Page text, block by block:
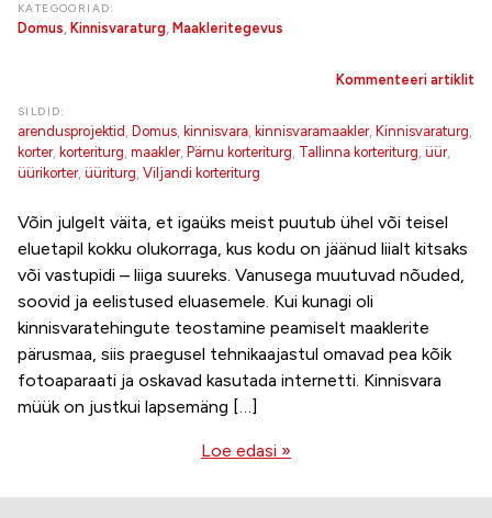
KATEGOORIAD:
Domus, Kinnisvaraturg, Maakleritegevus
Kommenteeri artiklit
SILDID:
arendusprojektid , Domus, kinnisvara, kinnisvaramaakler, Kinnisvaraturg,
korter, korteriturg, maakler, Pärnu korteriturg, Tallinna korteriturg, üür,
üürikorter, üüriturg, Viljandi korteriturg
Võin julgelt väita, et igaüks meist puutub ühel või teisel
eluetapil kokku olukorraga, kus kodu on jäänud liialt kitsaks
või vastupidi – liiga suureks. Vanusega muutuvad nõuded,
soovid ja eelistused eluasemele. Kui kunagi oli
kinnisvaratehingute teostamine peamiselt maaklerite
pärusmaa, siis praegusel tehnikaajastul omavad pea kõik
fotoaparaati ja oskavad kasutada internetti. Kinnisvara
müük on justkui lapsemäng […]
Loe edasi »